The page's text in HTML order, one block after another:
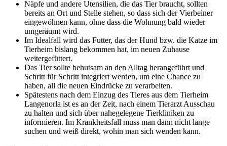
Näpfe und andere Utensilien, die das Tier braucht, sollten
bereits an Ort und Stelle stehen, so dass sich der Vierbeiner
eingewöhnen kann, ohne dass die Wohnung bald wieder
umgeräumt wird.
Im Idealfall wird das Futter, das der Hund bzw. die Katze im
Tierheim bislang bekommen hat, im neuen Zuhause
weitergefüttert.
Das Tier sollte behutsam an den Alltag herangeführt und
Schritt für Schritt integriert werden, um eine Chance zu
haben, all die neuen Eindrücke zu verarbeiten.
Spätestens nach dem Einzug des Tieres aus dem Tierheim
Langenorla ist es an der Zeit, nach einem Tierarzt Ausschau
zu halten und sich über nahegelegene Tierkliniken zu
informieren. Im Krankheitsfall muss man dann nicht lange
suchen und weiß direkt, wohin man sich wenden kann.